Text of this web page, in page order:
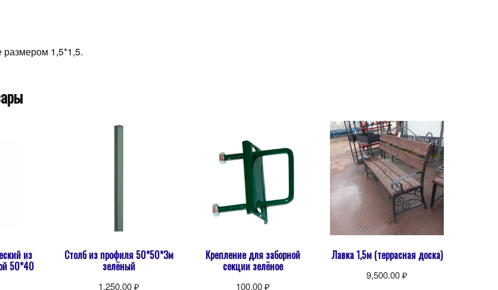
размером 1,5*1,5.
из
50*40
Столб из профиля 50*50*3м
зелёный
1,250.00₽
Крепление для заборной
секции зелёное
100.00₽
Лавка 1,5м (террасная доска)
9,500.00₽